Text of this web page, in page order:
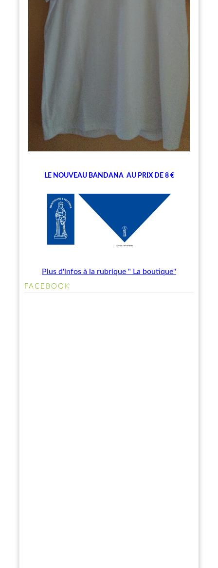
LE NOUVEAU BANDANA AU PRIX DE 8 €
Plus d'infos à la rubrique " La boutique"
FACEBOOK